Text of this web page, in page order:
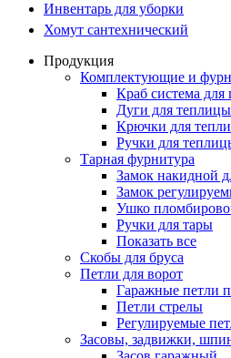
Инвентарь для уборки
Хомут сантехнический
Продукция
Комплектующие и
Краб система
Дуги для
Крючки для
Ручки для
Тарная фурнитура
Замок накидной
Замок
Ушко
Ручки для тары
Показать все
Скобы для бруса
Петли для ворот
Гаражные петли
Петли стрелы
Регулируемые
Засовы, задвижки,